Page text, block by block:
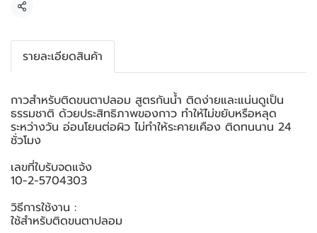
แชร์
รายละเอียดสินค้า
กาวสำหรับติดขนตาปลอม สูตรกันน้ำ ติดง่ายและแน่นดูเป็น
ธรรมชาติ ด้วยประสิทธิภาพของกาว ทำให้ไม่ขยับหรือหลุด
ระหว่างวัน อ่อนโยนต่อผิว ไม่ทำให้ระคายเคือง ติดทนนาน 24
ชั่วโมง
เลขที่ใบรับจดแจ้ง
10-2-5704303
วิธีการใช้งาน :
ใช้สำหรับติดขนตาปลอม